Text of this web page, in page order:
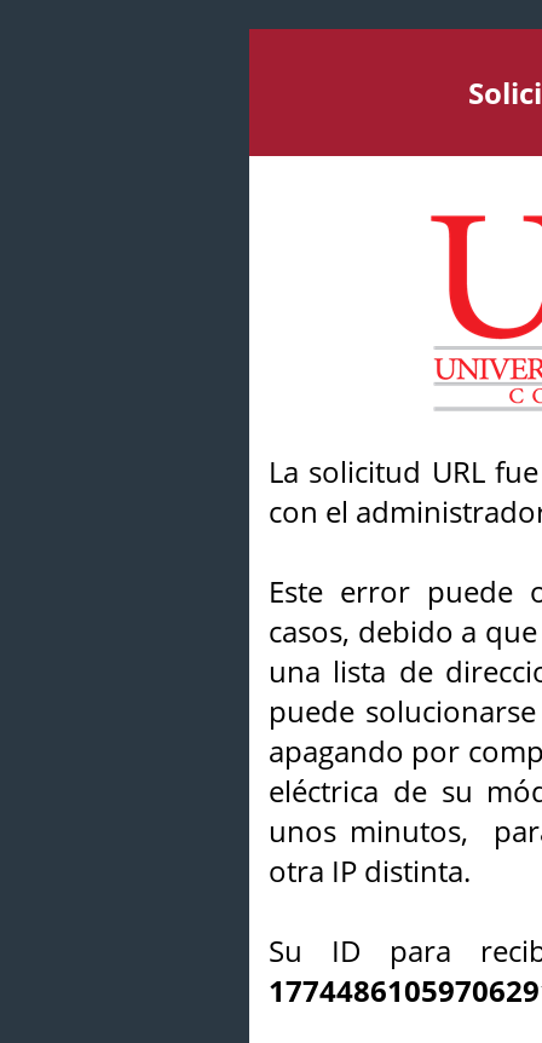
La solicitud URL
con el
Este error puede
casos, debido a
una lista de
puede
apagando por
eléctrica de su
unos minutos,
otra IP distinta.
Su ID para